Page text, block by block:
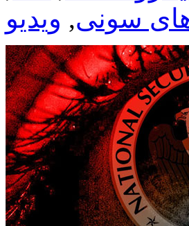
سونی, ویدیو